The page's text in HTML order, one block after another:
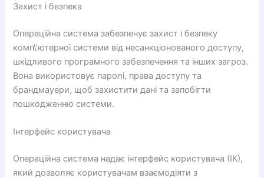
Захист і безпека
Операційна система забезпечує захист і безпеку
комп\’ютерної системи від несанкціонованого доступу,
шкідливого програмного забезпечення та інших загроз.
Вона використовує паролі, права доступу та
брандмауери, щоб захистити дані та запобігти
пошкодженню системи.
Інтерфейс користувача
Операційна система надає інтерфейс користувача (ІК),
який дозволяє користувачам взаємодіяти з